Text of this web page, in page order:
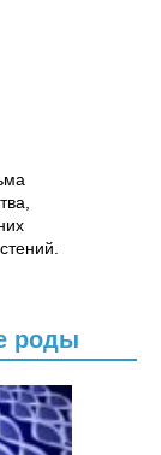
роды